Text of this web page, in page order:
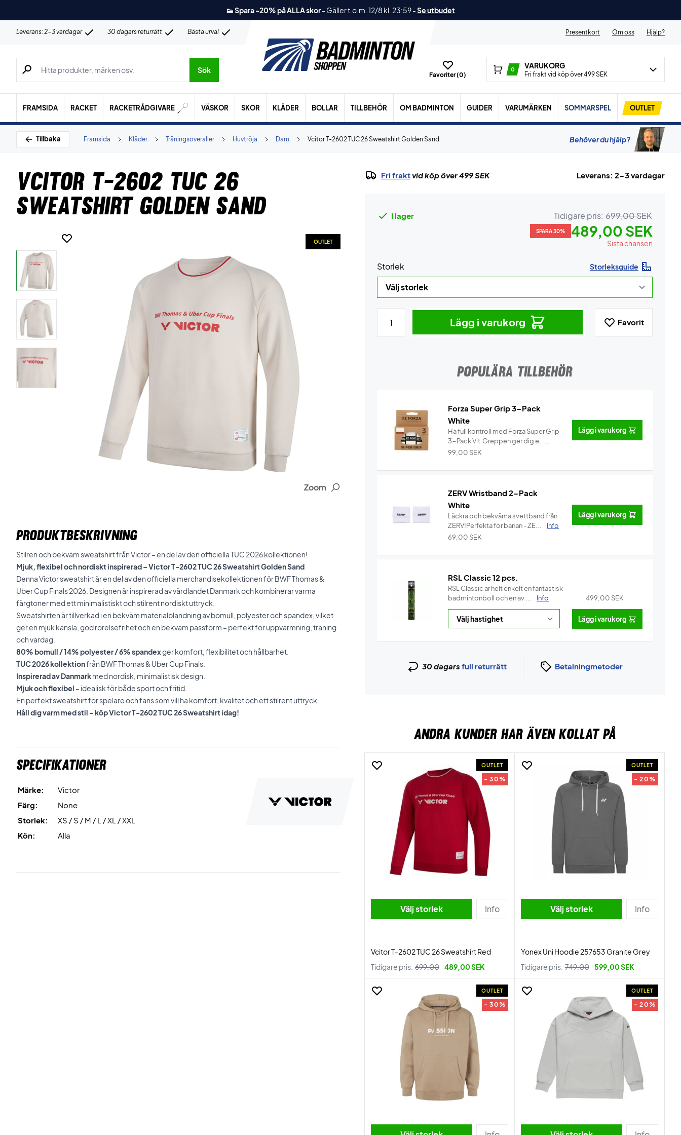
👟 Spara -20% på ALLA skor- Gäller t.o.m. 12/8 kl. 23:59-Se utbudet
Leverans: 2-3 vardagar 30 dagars returrätt Bästa urval Presentkort Om oss Hjälp?
Sök efter produkter, märken osv.
Sök
Favoriter (0)
0 VARUKORG
Fri frakt vid köp över 499 SEK
FRAMSIDA RACKET RACKETRÅDGIVARE VÄSKOR SKOR KLÄDER BOLLAR TILLBEHÖR OM BADMINTON GUIDER VARUMÄRKEN SOMMARSPEL OUTLET
Tillbaka Vcitor T-2602 TUC 26 Sweatshirt Golden Sand
Dam
Huvtröja
Träningsoveraller
Kläder
Framsida Behöver du hjälp?
Vcitor T-2602 TUC 26
Sweatshirt Golden Sand
Zoom
OUTLET
PRODUKTBESKRIVNING
Stilren och bekväm sweatshirt från Victor – en del av den officiella TUC 2026 kollektionen!
Mjuk, flexibel och nordiskt inspirerad – Victor T-2602 TUC 26 Sweatshirt Golden Sand
Denna Victor sweatshirt är en del av den officiella merchandisekollektionen för BWF Thomas &
Uber Cup Finals 2026. Designen är inspirerad av värdlandet Danmark och kombinerar varma
färgtoner med ett minimalistiskt och stilrent nordiskt uttryck.
Sweatshirten är tillverkad i en bekväm materialblandning av bomull, polyester och spandex, vilket
ger en mjuk känsla, god rörelsefrihet och en bekväm passform – perfekt för uppvärmning, träning
och vardag.
80% bomull / 14% polyester / 6% spandexger komfort, flexibilitet och hållbarhet.
TUC 2026 kollektionfrån BWF Thomas & Uber Cup Finals.
Inspirerad av Danmarkmed nordisk, minimalistisk design.
Mjuk och flexibel – idealisk för både sport och fritid.
En perfekt sweatshirt för spelare och fans som vill ha komfort, kvalitet och ett stilrent uttryck.
Håll dig varm med stil – köp Victor T-2602 TUC 26 Sweatshirt idag!
Specifikationer
Märke:
Victor
Färg:
None
Storlek:
XS / S / M / L / XL / XXL
Kön:
Alla
Fri fraktvid köp över 499 SEK Leverans: 2-3 vardagar
I lager Tidigare pris: 699,00 SEK
SPARA 30% 489,00 SEK
Sista chansen
Storlek Storleksguide
Lägg i varukorg Favorit
POPULÄRA TILLBEHÖR
Forza Super Grip 3-Pack
White
Ha full kontroll med Forza Super Grip
3-Pack Vit.Greppen ger dig e...
Info
99,00 SEK
Lägg i varukorg
ZERV Wristband 2-Pack
White
Läckra och bekväma svettband från
ZERV!Perfekta för banan - ZE...
Info
69,00 SEK
Lägg i varukorg
RSL Classic 12 pcs.
RSL Classic är helt enkelt en fantastisk
badmintonboll och en av ...
Info 499,00 SEK
Lägg i varukorg
30 dagars full returrätt Betalningmetoder
ANDRA KUNDER HAR ÄVEN KOLLAT PÅ
OUTLET
- 30%
Välj storlek Info
Vcitor T-2602 TUC 26 Sweatshirt Red
Tidigare pris: 699,00 489,00 SEK
OUTLET
- 20%
Välj storlek Info
Yonex Uni Hoodie 257653 Granite Grey
Tidigare pris: 749,00 599,00 SEK
OUTLET
- 30%
OUTLET
- 20%